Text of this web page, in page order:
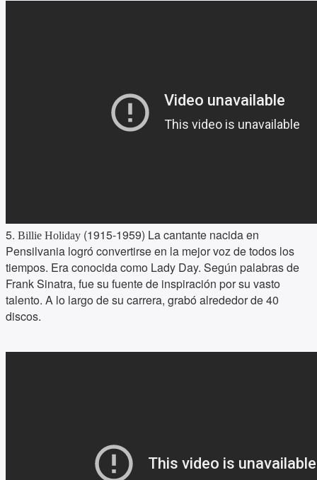
5. Billie Holiday (1915-1959) La cantante nacida en
Pensilvania logró convertirse en la mejor voz de todos los
tiempos. Era conocida como Lady Day. Según palabras de
Frank Sinatra, fue su fuente de inspiración por su vasto
talento. A lo largo de su carrera, grabó alrededor de 40
discos.